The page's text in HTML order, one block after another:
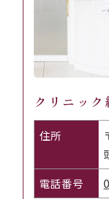
クリニッ
住所
電話番号